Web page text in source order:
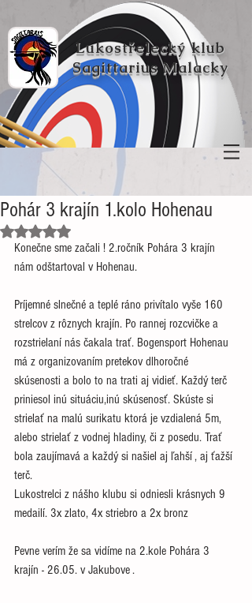
Lukostřelecký klub
Sagittarius Malacky
Pohár 3 krajín 1.kolo Hohenau
Hodnoceno NaN z 5 hvězdiček.
Konečne sme začali ! 2.ročník Pohára 3 krajín
nám odštartoval v Hohenau.
Príjemné slnečné a teplé ráno privítalo vyše 160
strelcov z rôznych krajín. Po rannej rozcvičke a
rozstrielaní nás čakala trať. Bogensport Hohenau
má z organizovaním pretekov dlhoročné
skúsenosti a bolo to na trati aj vidieť. Každý terč
priniesol inú situáciu,inú skúsenosť. Skúste si
strielať na malú surikatu ktorá je vzdialená 5m,
alebo strielať z vodnej hladiny, či z posedu. Trať
bola zaujímavá a každý si našiel aj ľahší , aj ťažší
terč.
Lukostrelci z nášho klubu si odniesli krásnych 9
medailí. 3x zlato, 4x striebro a 2x bronz
Pevne verím že sa vidíme na 2.kole Pohára 3
krajín - 26.05. v Jakubove .